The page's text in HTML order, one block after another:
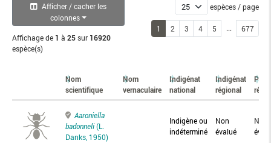
Afficher / cacher les
colonnes
Affichage de 1 à 25sur 16920
espèce(s)
espèces / page
1 2 3 4 5 ... 677
Nom
scientifique
Nom
vernaculaire
Indigénat
national
Indigénat
régional
Aaroniella
badonneli(L.
Danks, 1950)
Indigène ou
indéterminé
Non
évalué
Non